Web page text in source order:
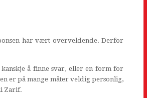
har vært overveldende. Derfor
å finne svar, eller en form for
er på mange måter veldig personlig,
Zarif.